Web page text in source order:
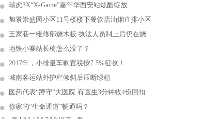
瑞虎3X“X-Game”嘉年华西安站炫酷绽放
旭景崇盛园小区11号楼楼下餐饮店油烟直排小区
王家巷一维修部烧木板 执法人员制止后仍在烧
地铁小寨站长椅怎么没了？
2017年，小排量车购置税按7.5%征收！
城南客运站外护栏倾斜后压断绿植
医药代表“蹲守”大医院 有医生3分钟收4份回扣
你家的“生命通道”畅通吗？